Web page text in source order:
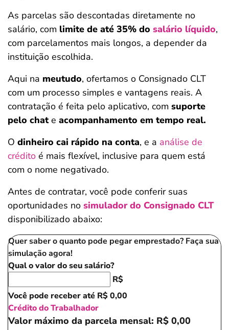
As parcelas são descontadas diretamente no
salário, com limite de até 35% do salário líquido,
com parcelamentos mais longos, a depender da
instituição escolhida.
Aqui na meutudo, ofertamos o Consignado CLT
com um processo simples e vantagens reais. A
contratação é feita pelo aplicativo, com suporte
pelo chate acompanhamento em tempo real.
O dinheiro cai rápido na conta, e a análise de
crédito é mais flexível, inclusive para quem está
com o nome negativado.
Antes de contratar, você pode conferir suas
oportunidades no simulador do Consignado CLT
disponibilizado abaixo:
Quer saber o quanto pode pegar emprestado? Faça sua
simulação agora!
Qual o valor do seu salário?
R$
Você pode receber até R$ 0,00
Crédito do Trabalhador
Valor máximo da parcela mensal: R$ 0,00